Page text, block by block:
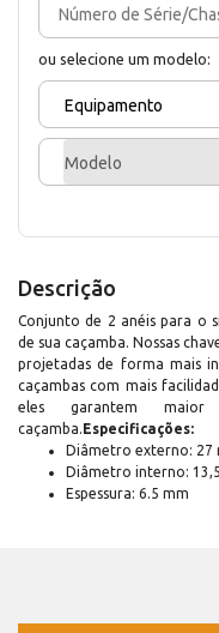
ou selecione um modelo:
Equipamento
Modelo
Descrição
Conjunto de 2 anéis para o
de sua caçamba. Nossas
projetadas de forma mais
caçambas com mais
eles garantem
caçamba.Especificações:
Diâmetro externo: 27
Diâmetro interno:
Espessura: 6.5 mm